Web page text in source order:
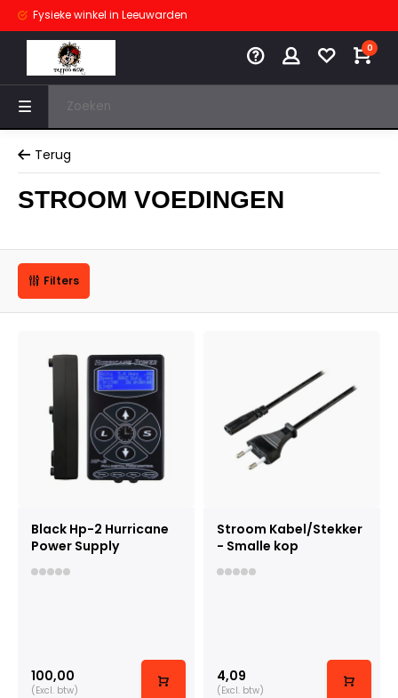
Fysieke winkel in Leeuwarden
0
Terug
STROOM VOEDINGEN
Filters
Black Hp-2 Hurricane
Power Supply
100,00
(Excl. btw)
Stroom Kabel/Stekker
- Smalle kop
4,09
(Excl. btw)